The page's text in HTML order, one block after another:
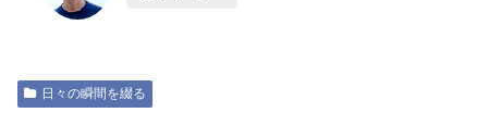
日々の瞬間を綴る